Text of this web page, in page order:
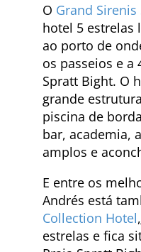
O Grand Sirenis
hotel 5 estrelas
ao porto de
os passeios e a
Spratt Bight. O
grande
piscina de
bar, academia,
amplos e
E entre os
Andrés está
Collection Hotel,
estrelas e fica